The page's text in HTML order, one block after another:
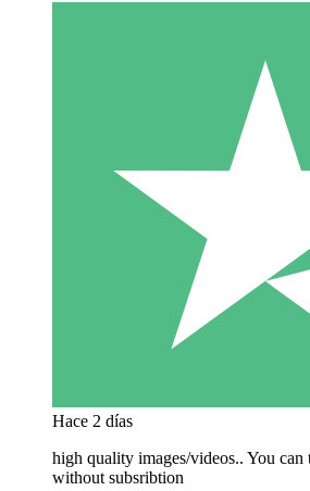
Hace 2 días
high quality images/videos.. You
without subsribtion